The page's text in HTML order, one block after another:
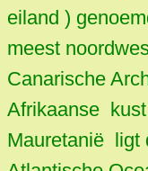
eiland )
meest
Canarische
Afrikaanse
Mauretanië ligt